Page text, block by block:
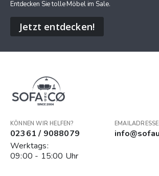
Entdecken Sie tolle Möbel im Sale.
Jetzt entdecken!
KÖNNEN WIR HELFEN?
02361 / 9088079
Werktags:
09:00 - 15:00 Uhr
EMAILADRESSE: